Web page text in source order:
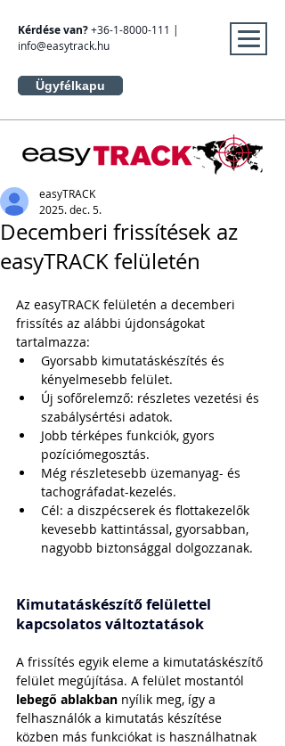
Kérdése van?+36-1-8000-111 |
info@easytrack.hu
Ügyfélkapu
Decemberi frissítések az
easyTRACK felületén
easyTRACK
2025. dec. 5.
Az easyTRACK felületén a decemberi
frissítés az alábbi újdonságokat
tartalmazza:
Gyorsabb kimutatáskészítés és
kényelmesebb felület.
Új sofőrelemző: részletes vezetési és
szabálysértési adatok.
Jobb térképes funkciók, gyors
pozíciómegosztás.
Még részletesebb üzemanyag- és
tachográfadat-kezelés.
Cél: a diszpécserek és flottakezelők
kevesebb kattintással, gyorsabban,
nagyobb biztonsággal dolgozzanak.
Kimutatáskészítő felülettel
kapcsolatos változtatások
A frissítés egyik eleme a kimutatáskészítő
felület megújítása. A felület mostantól
lebegő ablakban nyílik meg, így a
felhasználók a kimutatás készítése
közben más funkciókat is használhatnak